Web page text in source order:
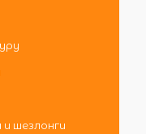
шезлонги